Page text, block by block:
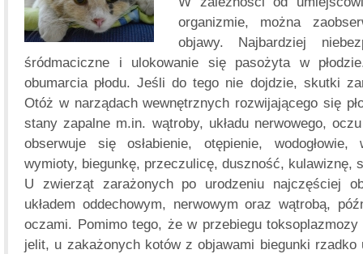
organizmie, można
objawy. Najbardziej
śródmaciczne i ulokowanie się pasożyta w
obumarcia płodu. Jeśli do tego nie dojdzie, skutki
Otóż w narządach wewnętrznych rozwijającego się
stany zapalne m.in. wątroby, układu nerwowego,
obserwuje się osłabienie, otępienie, wodogłowie,
wymioty, biegunkę, przeczulicę, duszność, kulawiznę,
U zwierząt zarażonych po urodzeniu najczęściej
układem oddechowym, nerwowym oraz wątrobą,
oczami. Pomimo tego, że w przebiegu
jelit, u zakażonych kotów z objawami biegunki